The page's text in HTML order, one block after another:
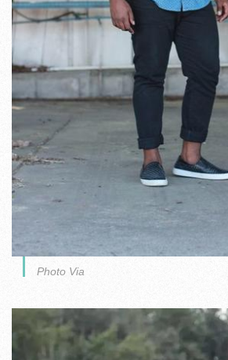
Photo Via